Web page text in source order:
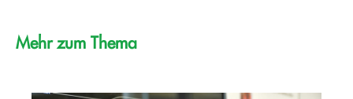
Mehr zum Thema